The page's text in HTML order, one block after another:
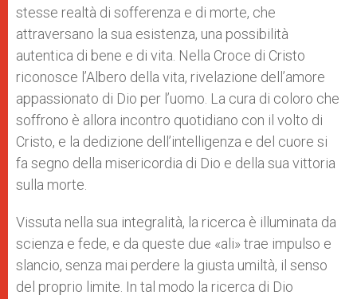
stesse realtà di sofferenza e di morte, che
attraversano la sua esistenza, una possibilità
autentica di bene e di vita. Nella Croce di Cristo
riconosce l’Albero della vita, rivelazione dell’amore
appassionato di Dio per l’uomo. La cura di coloro che
soffrono è allora incontro quotidiano con il volto di
Cristo, e la dedizione dell’intelligenza e del cuore si
fa segno della misericordia di Dio e della sua vittoria
sulla morte.
Vissuta nella sua integralità, la ricerca è illuminata da
scienza e fede, e da queste due «ali» trae impulso e
slancio, senza mai perdere la giusta umiltà, il senso
del proprio limite. In tal modo la ricerca di Dio